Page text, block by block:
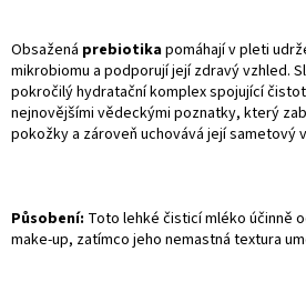
Obsažená prebiotikapomáhají v pleti
mikrobiomu a podporují její zdravý vzhled.
pokročilý hydratační komplex spojující
nejnovějšími vědeckými poznatky, který
pokožky a zároveň uchovává její sametový
Působení: Toto lehké čisticí mléko účinně
make-up, zatímco jeho nemastná textura